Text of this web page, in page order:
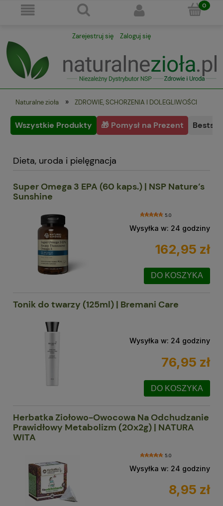
Zarejestruj się Zaloguj się
Naturalne zioła » ZDROWIE, SCHORZENIA I DOLEGLIWOŚCI
Wszystkie Produkty 🎁 Pomysł na Prezent
Dieta, uroda i pielęgnacja
Super Omega 3 EPA (60 kaps.) | NSP Nature’s
Sunshine
5.0
Wysyłka w: 24 godziny
162,95 zł
DO KOSZYKA
Tonik do twarzy (125ml) | Bremani Care
Wysyłka w: 24 godziny
76,95 zł
DO KOSZYKA
Herbatka Ziołowo-Owocowa Na Odchudzanie
Prawidłowy Metabolizm (20x2g) | NATURA
WITA
5.0
Wysyłka w: 24 godziny
8,95 zł